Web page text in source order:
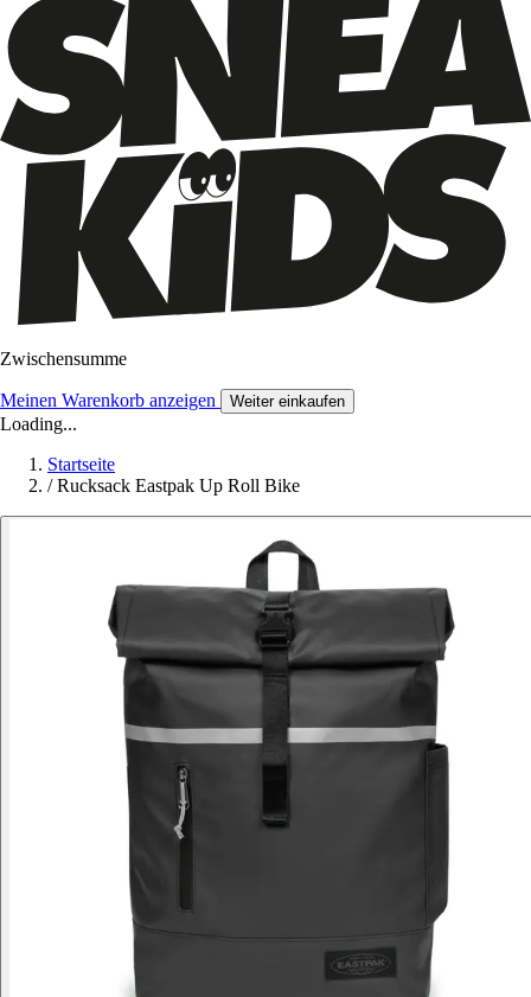
Zwischensumme
Meinen Warenkorb anzeigen Weiter einkaufen
Loading...
Startseite
/ Rucksack Eastpak Up Roll Bike